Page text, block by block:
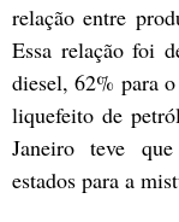
relação entre
Essa relação foi
diesel, 62% para
liquefeito de
Janeiro teve
estados para a